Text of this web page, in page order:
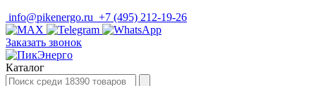
info@pikenergo.ru +7 (495) 212-19-26
Заказать звонок
Каталог